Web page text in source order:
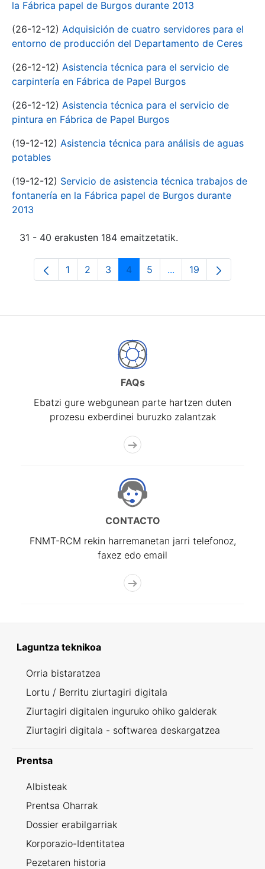
la Fábrica papel de Burgos durante 2013
(26-12-12) Adquisición de cuatro servidores para el
entorno de producción del Departamento de Ceres
(26-12-12) Asistencia técnica para el servicio de
carpintería en Fábrica de Papel Burgos
(26-12-12) Asistencia técnica para el servicio de
pintura en Fábrica de Papel Burgos
(19-12-12) Asistencia técnica para análisis de aguas
potables
(19-12-12) Servicio de asistencia técnica trabajos de
fontanería en la Fábrica papel de Burgos durante
2013
31 - 40 erakusten 184 emaitzetatik.
Orrialdea
1 Orrialdea
2 Orrialdea
3 Orrialdea
4 Orrialdea
5 ...Intermediate Pages
Orrialdea
19
FAQs
Ebatzi gure webgunean parte hartzen duten
prozesu exberdinei buruzko zalantzak
CONTACTO
FNMT-RCM rekin harremanetan jarri telefonoz,
faxez edo email
Laguntza teknikoa
Orria bistaratzea
Lortu / Berritu ziurtagiri digitala
Ziurtagiri digitalen inguruko ohiko galderak
Ziurtagiri digitala - softwarea deskargatzea
Prentsa
Albisteak
Prentsa Oharrak
Dossier erabilgarriak
Korporazio-Identitatea
Pezetaren historia